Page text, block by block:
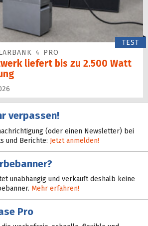
TEST
4 PRO
liefert bis zu 2.500 Watt
verpassen!
(oder einen Newsletter) bei
und Berichte: Jetzt anmelden!
unabhängig und verkauft deshalb keine
Mehr erfahren!
Pro